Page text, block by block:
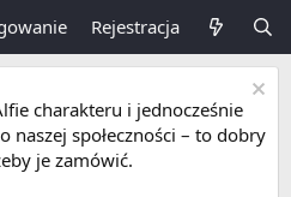
Rejestracja
charakteru i jednocześnie
naszej społeczności – to dobry
je zamówić.